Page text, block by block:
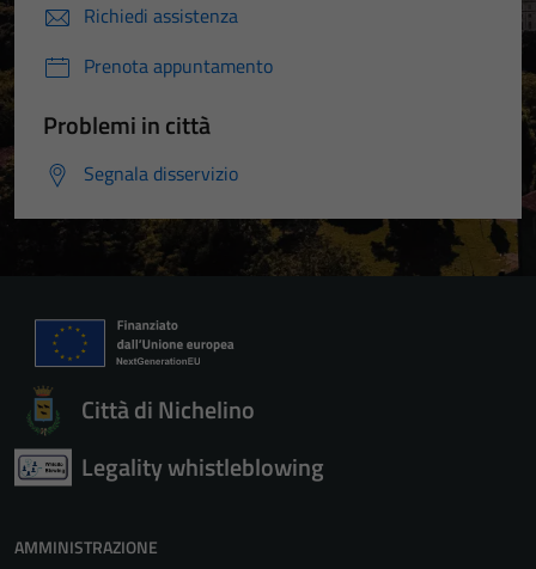
Richiedi assistenza
Prenota appuntamento
Problemi in città
Segnala disservizio
Città di Nichelino
Legality whistleblowing
AMMINISTRAZIONE
del sito e non